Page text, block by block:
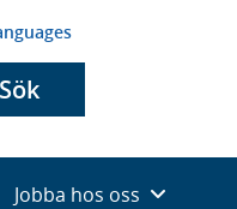
Sök
Jobba hos oss